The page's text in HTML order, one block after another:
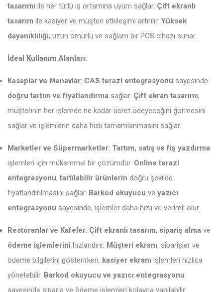
tasarımı ile her türlü iş ortamına uyum sağlar. Çift ekranlı
tasarım ile kasiyer ve müşteri etkileşimi artırılır. Yüksek
dayanıklılığı, uzun ömürlü ve sağlam bir POS cihazı sunar.
İdeal Kullanım Alanları:
Kasaplar ve Manavlar: CAS terazi entegrasyonu sayesinde
doğru tartım ve fiyatlandırma sağlar. Çift ekran tasarımı,
müşterinin her işlemde ne kadar ücret ödeyeceğini görmesini
sağlar ve işlemlerin daha hızlı tamamlanmasını sağlar.
Marketler ve Süpermarketler: Tartım, satış ve fiş yazdırma
işlemleri için mükemmel bir çözümdür. Online terazi
entegrasyonu, tartılabilir ürünlerin doğru şekilde
fiyatlandırılmasını sağlar. Barkod okuyucu ve yazıcı
entegrasyonu sayesinde, işlemler daha hızlı ve verimli olur.
Restoranlar ve Kafeler: Çift ekranlı tasarım, sipariş alma ve
ödeme işlemlerini hızlandırır. Müşteri ekranı, siparişler ve
ödeme bilgilerini gösterirken, kasiyer ekranı işlemleri hızlıca
yönetebilir. Barkod okuyucu ve yazıcı entegrasyonu
sayesinde sipariş ve ödeme işlemleri kolayca yapılabilir.